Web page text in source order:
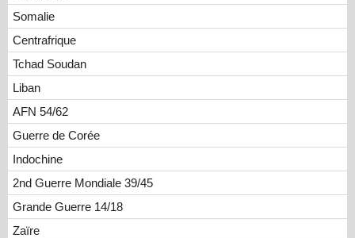
Somalie
Centrafrique
Tchad Soudan
Liban
AFN 54/62
Guerre de Corée
Indochine
2nd Guerre Mondiale 39/45
Grande Guerre 14/18
Zaïre